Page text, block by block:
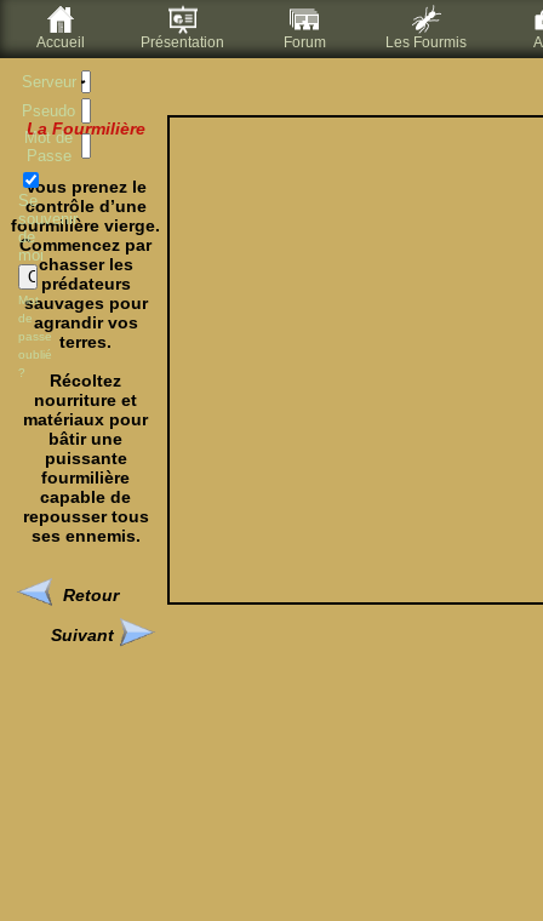
Serveur
Pseudo
Mot de
Passe
Se
souvenir
de
moi
Mot
de
passe
oublié
?
Accueil Présentation Forum Les Fourmis
La Fourmilière
Vous prenez le
contrôle d’une
fourmilière vierge.
Commencez par
chasser les
prédateurs
sauvages pour
agrandir vos
terres.
Récoltez
nourriture et
matériaux pour
bâtir une
puissante
fourmilière
capable de
repousser tous
ses ennemis.
Retour
Suivant